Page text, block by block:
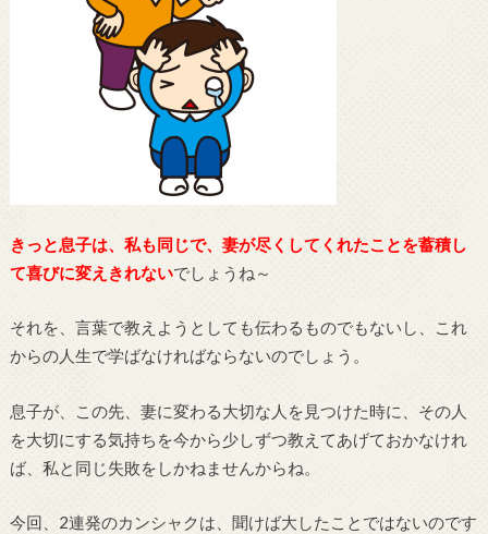
きっと息子は、私も同じで、妻が尽くしてくれたことを蓄積し
て喜びに変えきれないでしょうね～
それを、言葉で教えようとしても伝わるものでもないし、これ
からの人生で学ばなければならないのでしょう。
息子が、この先、妻に変わる大切な人を見つけた時に、その人
を大切にする気持ちを今から少しずつ教えてあげておかなけれ
ば、私と同じ失敗をしかねませんからね。
今回、2連発のカンシャクは、聞けば大したことではないのです